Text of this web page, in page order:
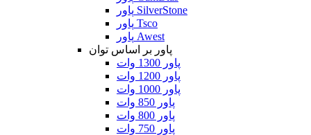
پاور SilverStone
پاور Tsco
پاور Awest
پاور بر اساس توان
پاور 1300 وات
پاور 1200 وات
پاور 1000 وات
پاور 850 وات
پاور 800 وات
پاور 750 وات